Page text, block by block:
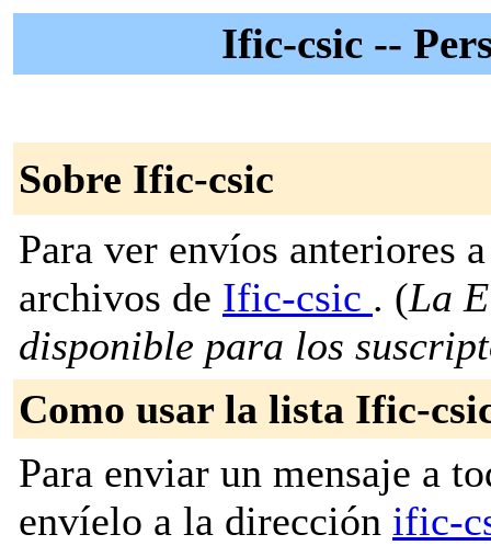
Ific-csic --
Sobre Ific-csic
Para ver envíos anteriores
archivos de Ific-csic . (La
disponible para los
Como usar la lista Ific-
Para enviar un mensaje a
envíelo a la dirección ific-